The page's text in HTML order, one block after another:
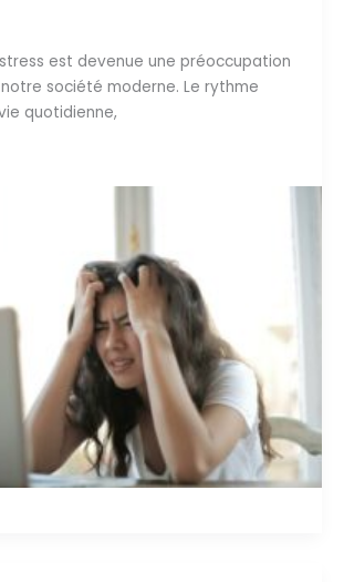
est devenue une préoccupation
société moderne. Le rythme
quotidienne,